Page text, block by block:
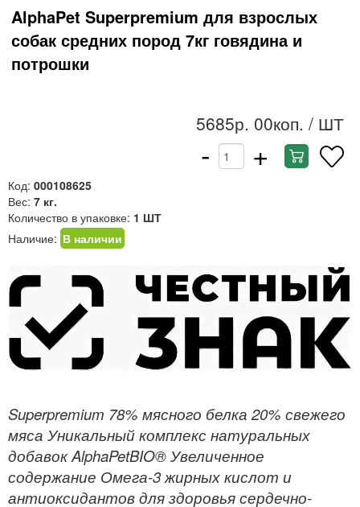
AlphaPet Superpremium для взрослых
собак средних пород 7кг говядина и
потрошки
5685р. 00коп. / ШТ
- +
Код: 000108625
Вес: 7 кг.
Количество в упаковке: 1 ШТ
Наличие: В наличии
Superpremium 78% мясного белка 20% свежего
мяса Уникальный комплекс натуральных
добавок AlphaPetBIO® Увеличенное
содержание Омега-3 жирных кислот и
антиоксидантов для здоровья сердечно-